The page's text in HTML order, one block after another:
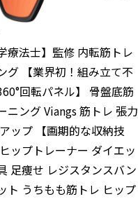
療法士】監修 内転筋トレ
グ 【業界初！組み立て不
回転パネル】 骨盤底筋
ニング Viangs 筋トレ 張力
ップ 【画期的な収納技
ップトレーナー ダイエッ
足痩せ レジスタンスバン
ト うちもも筋トレ ヒップ